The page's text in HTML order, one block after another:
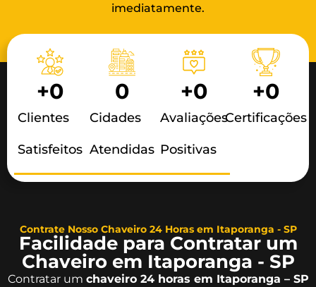
imediatamente.
Clientes
Satisfeitos
+0
Cidades
Atendidas
0
Avaliações
Positivas
+0
Certificações
+0
Contrate Nosso Chaveiro 24 Horas em Itaporanga - SP
Facilidade para Contratar um
Chaveiro em Itaporanga - SP
Contratar um chaveiro 24 horas em Itaporanga – SP